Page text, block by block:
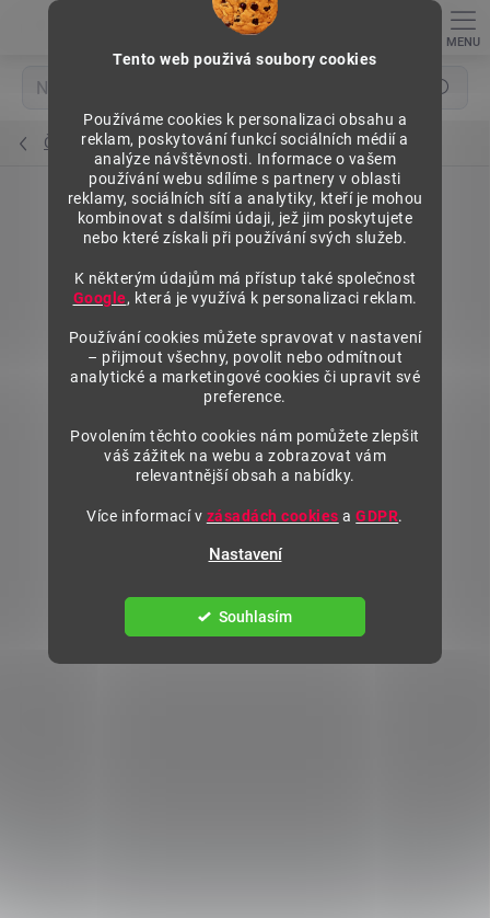
Tento web použivá soubory cookies
Používáme cookies k personalizaci obsahu a
reklam, poskytování funkcí sociálních médií a
analýze návštěvnosti. Informace o vašem
používání webu sdílíme s partnery v oblasti
reklamy, sociálních sítí a analytiky, kteří je mohou
kombinovat s dalšími údaji, jež jim poskytujete
nebo které získali při používání svých služeb.
K některým údajům má přístup také společnost
Google, která je využívá k personalizaci reklam.
Používání cookies můžete spravovat v nastavení
– přijmout všechny, povolit nebo odmítnout
analytické a marketingové cookies či upravit své
preference.
Povolením těchto cookies nám pomůžete zlepšit
váš zážitek na webu a zobrazovat vám
relevantnější obsah a nabídky.
Více informací v zásadách cookies aGDPR.
Nastavení
Souhlasím
Hledat
Čelní opěry vysoké (plexisklo)